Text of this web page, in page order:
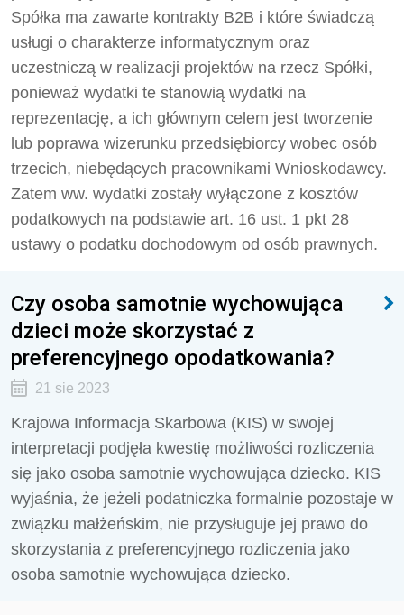
Spółka ma zawarte kontrakty B2B i które świadczą
usługi o charakterze informatycznym oraz
uczestniczą w realizacji projektów na rzecz Spółki,
ponieważ wydatki te stanowią wydatki na
reprezentację, a ich głównym celem jest tworzenie
lub poprawa wizerunku przedsiębiorcy wobec osób
trzecich, niebędących pracownikami Wnioskodawcy.
Zatem ww. wydatki zostały wyłączone z kosztów
podatkowych na podstawie art. 16 ust. 1 pkt 28
ustawy o podatku dochodowym od osób prawnych.
Czy osoba samotnie wychowująca
dzieci może skorzystać z
preferencyjnego opodatkowania?
21 sie 2023
Krajowa Informacja Skarbowa (KIS) w swojej
interpretacji podjęła kwestię możliwości rozliczenia
się jako osoba samotnie wychowująca dziecko. KIS
wyjaśnia, że jeżeli podatniczka formalnie pozostaje w
związku małżeńskim, nie przysługuje jej prawo do
skorzystania z preferencyjnego rozliczenia jako
osoba samotnie wychowująca dziecko.